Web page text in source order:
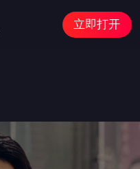
立即打开